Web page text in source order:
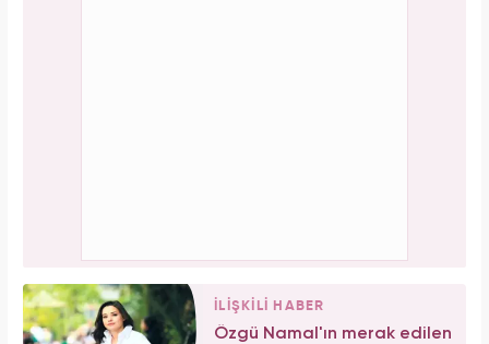
İLİŞKİLİ HABER
Özgü Namal'ın merak edilen